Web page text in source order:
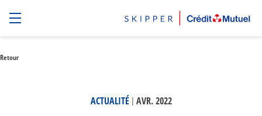
Retour
ACTUALITÉ| AVR. 2022